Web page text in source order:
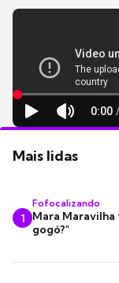
Mais lidas
1
Fofocalizando
Mara
gogó?"